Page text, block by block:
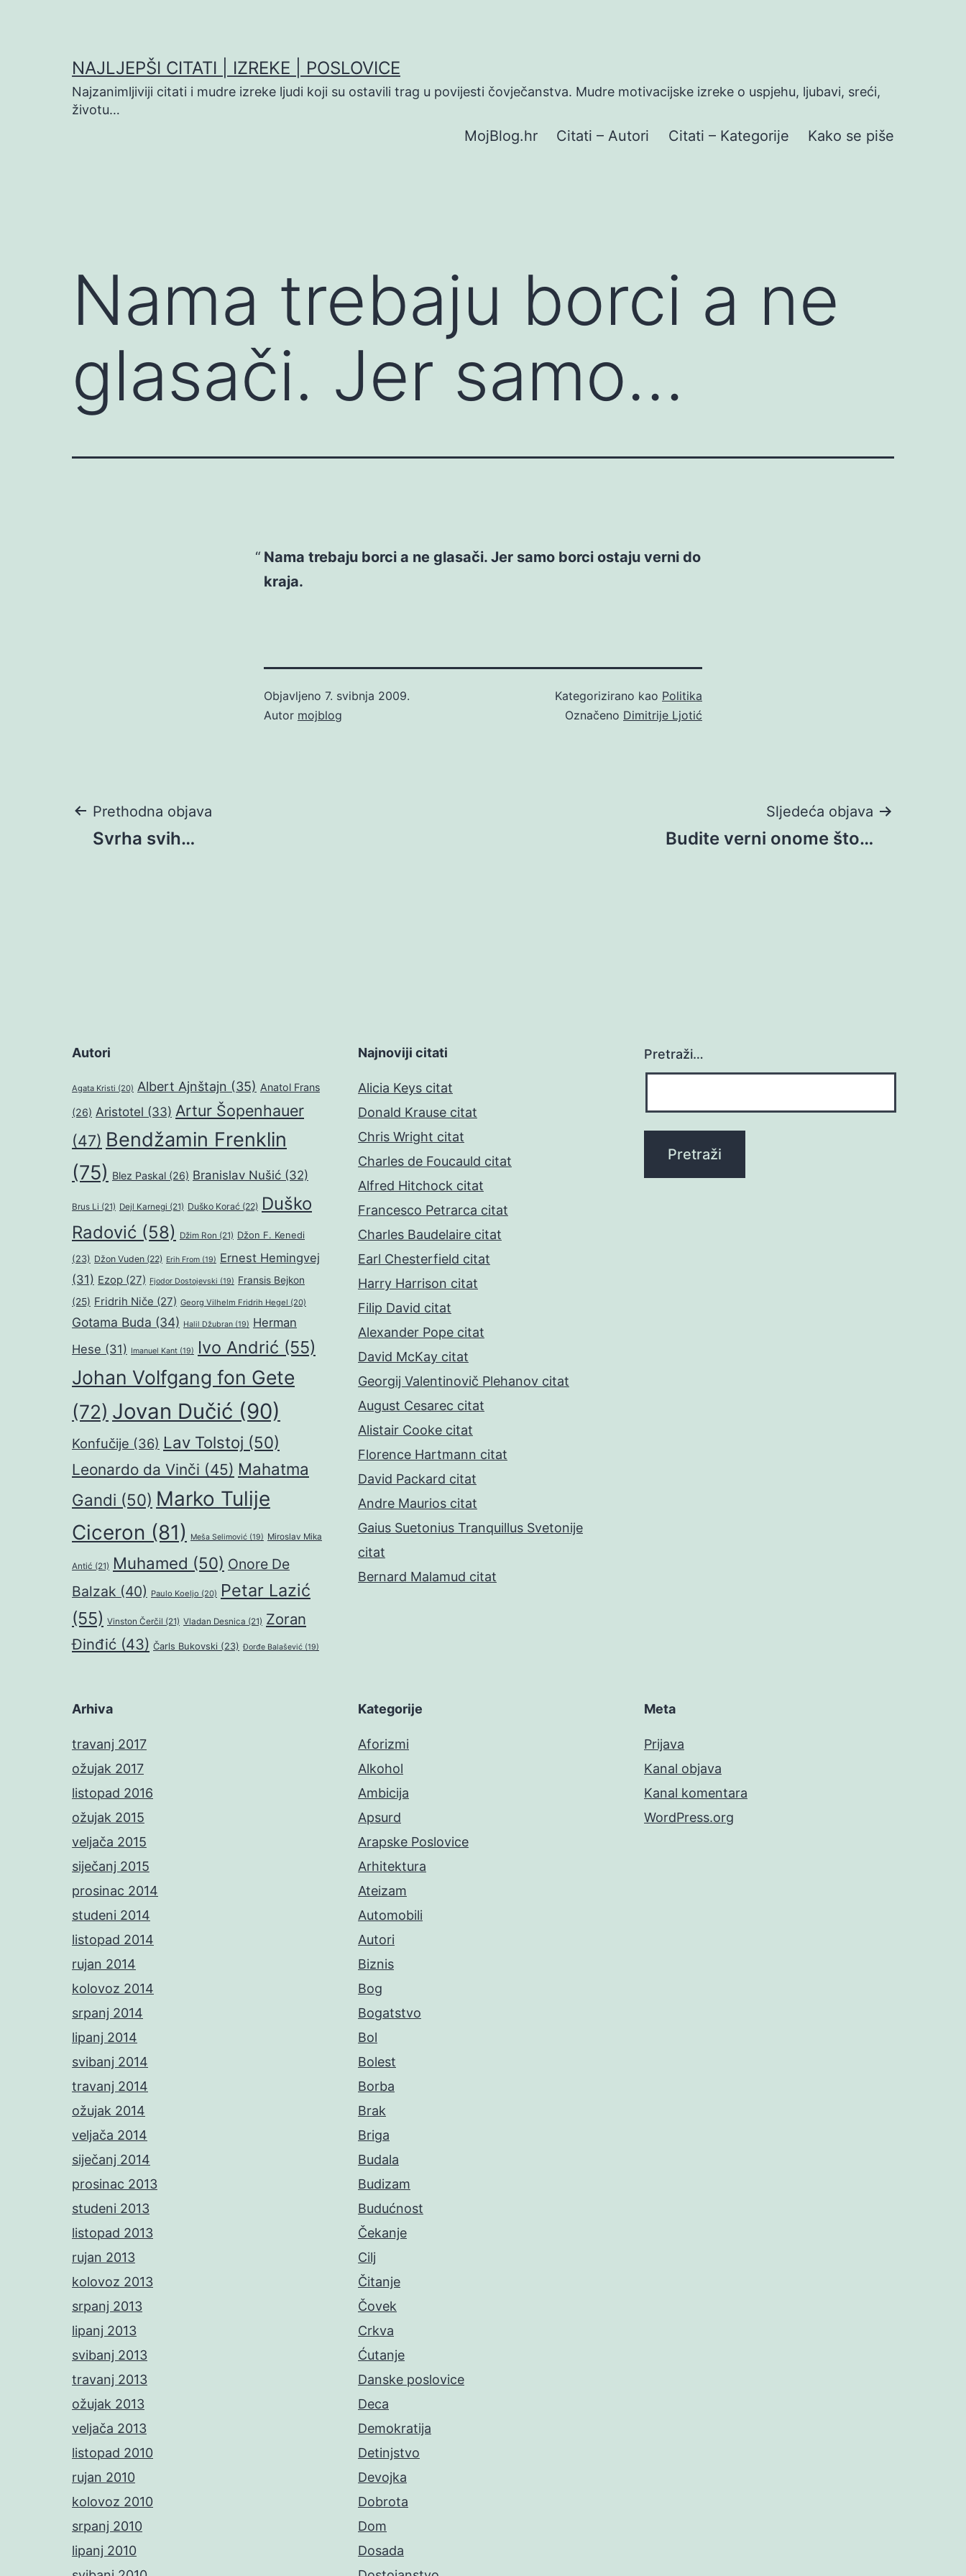
NAJLJEPŠI CITATI | IZREKE | POSLOVICE
Najzanimljiviji citati i mudre izreke ljudi koji su ostavili trag u povijesti čovječanstva. Mudre motivacijske izreke o uspjehu, ljubavi, sreći,
životu…
MojBlog.hr Citati – Autori Citati – Kategorije Kako se piše
Nama trebaju borci a ne
glasači. Jer samo…
Nama trebaju borci a ne glasači. Jer samo borci ostaju verni do
kraja.
Objavljeno 7. svibnja 2009.
Autor mojblog
Kategorizirano kao Politika
Označeno Dimitrije Ljotić
Navigacija
Prethodna objava
Svrha svih…
Sljedeća objava
Budite verni onome što…
Autori
Agata Kristi (20) Albert Ajnštajn (35) Anatol Frans
(26) Aristotel (33) Artur Šopenhauer
(47) Bendžamin Frenklin
(75) Blez Paskal (26) Branislav Nušić (32)
Brus Li (21) Dejl Karnegi (21) Duško Korać (22) Duško
Radović (58) Džim Ron (21) Džon F. Kenedi
(23) Džon Vuden (22) Erih From (19) Ernest Hemingvej
(31) Ezop (27) Fjodor Dostojevski (19) Fransis Bejkon
(25) Fridrih Niče (27) Georg Vilhelm Fridrih Hegel (20)
Gotama Buda (34) Halil Džubran (19) Herman
Hese (31) Imanuel Kant (19) Ivo Andrić (55)
Johan Volfgang fon Gete
(72) Jovan Dučić (90)
Konfučije (36) Lav Tolstoj (50)
Leonardo da Vinči (45) Mahatma
Gandi (50) Marko Tulije
Ciceron (81) Meša Selimović (19) Miroslav Mika
Antić (21) Muhamed (50) Onore De
Balzak (40) Paulo Koeljo (20) Petar Lazić
(55) Vinston Čerčil (21) Vladan Desnica (21) Zoran
Đinđić (43) Čarls Bukovski (23) Đorđe Balašević (19)
Najnoviji citati
Alicia Keys citat
Donald Krause citat
Chris Wright citat
Charles de Foucauld citat
Alfred Hitchock citat
Francesco Petrarca citat
Charles Baudelaire citat
Earl Chesterfield citat
Harry Harrison citat
Filip David citat
Alexander Pope citat
David McKay citat
Georgij Valentinovič Plehanov citat
August Cesarec citat
Alistair Cooke citat
Florence Hartmann citat
David Packard citat
Andre Maurios citat
Gaius Suetonius Tranquillus Svetonije
citat
Bernard Malamud citat
Pretraži…
Arhiva
travanj 2017
ožujak 2017
listopad 2016
ožujak 2015
veljača 2015
siječanj 2015
prosinac 2014
studeni 2014
listopad 2014
rujan 2014
kolovoz 2014
srpanj 2014
lipanj 2014
svibanj 2014
travanj 2014
ožujak 2014
veljača 2014
siječanj 2014
prosinac 2013
studeni 2013
listopad 2013
rujan 2013
kolovoz 2013
srpanj 2013
lipanj 2013
svibanj 2013
travanj 2013
ožujak 2013
veljača 2013
listopad 2010
rujan 2010
kolovoz 2010
srpanj 2010
lipanj 2010
Kategorije
Aforizmi
Alkohol
Ambicija
Apsurd
Arapske Poslovice
Arhitektura
Ateizam
Automobili
Autori
Biznis
Bog
Bogatstvo
Bol
Bolest
Borba
Brak
Briga
Budala
Budizam
Budućnost
Čekanje
Cilj
Čitanje
Čovek
Crkva
Ćutanje
Danske poslovice
Deca
Demokratija
Detinjstvo
Devojka
Dobrota
Dom
Dosada
Meta
Prijava
Kanal objava
Kanal komentara
WordPress.org